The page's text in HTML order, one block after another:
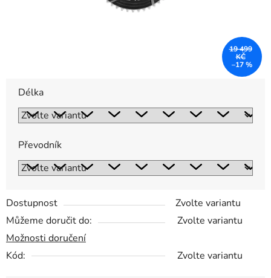
Délka
Převodník
Dostupnost
Zvolte variantu
Můžeme doručit do:
Zvolte variantu
Možnosti doručení
Kód:
Zvolte variantu
19 499
KČ
–17 %